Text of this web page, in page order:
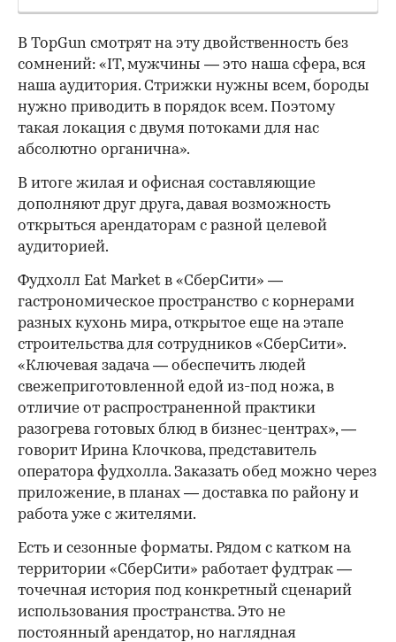
В TopGun смотрят на эту двойственность без
сомнений: «IT, мужчины — это наша сфера, вся
наша аудитория. Стрижки нужны всем, бороды
нужно приводить в порядок всем. Поэтому
такая локация с двумя потоками для нас
абсолютно органична».
В итоге жилая и офисная составляющие
дополняют друг друга, давая возможность
открыться арендаторам с разной целевой
аудиторией.
Фудхолл Eat Market в «СберСити» —
гастрономическое пространство с корнерами
разных кухонь мира, открытое еще на этапе
строительства для сотрудников «СберСити».
«Ключевая задача — обеспечить людей
свежеприготовленной едой из-под ножа, в
отличие от распространенной практики
разогрева готовых блюд в бизнес-центрах», —
говорит Ирина Клочкова, представитель
оператора фудхолла. Заказать обед можно через
приложение, в планах — доставка по району и
работа уже с жителями.
Есть и сезонные форматы. Рядом с катком на
территории «СберСити» работает фудтрак —
точечная история под конкретный сценарий
использования пространства. Это не
постоянный арендатор, но наглядная